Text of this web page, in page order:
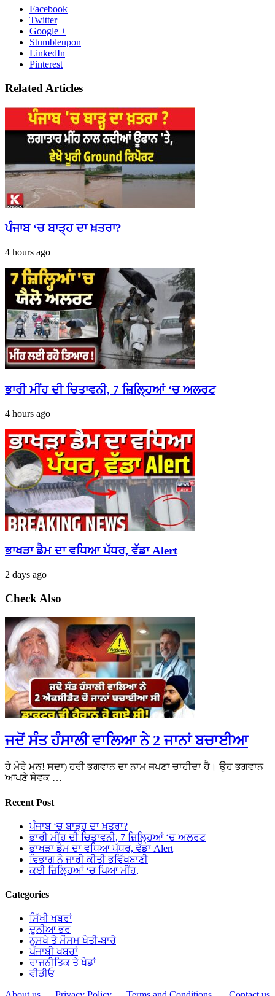
Facebook
Twitter
Google +
Stumbleupon
LinkedIn
Pinterest
Related Articles
ਪੰਜਾਬ ‘ਚ ਬਾੜ੍ਹ ਦਾ ਖ਼ਤਰਾ?
4 hours ago
ਭਾਰੀ ਮੀਂਹ ਦੀ ਚਿਤਾਵਨੀ, 7 ਜ਼ਿਲ੍ਹਿਆਂ ‘ਚ ਅਲਰਟ
4 hours ago
ਭਾਖੜਾ ਡੈਮ ਦਾ ਵਧਿਆ ਪੱਧਰ, ਵੱਡਾ Alert
2 days ago
Check Also
ਜਦੋਂ ਸੰਤ ਹੰਸਾਲੀ ਵਾਲਿਆ ਨੇ 2 ਜਾਨਾਂ ਬਚਾਈਆ
ਹੇ ਮੇਰੇ ਮਨ! ਸਦਾ) ਹਰੀ ਭਗਵਾਨ ਦਾ ਨਾਮ ਜਪਣਾ ਚਾਹੀਦਾ ਹੈ। ਉਹ ਭਗਵਾਨ
ਆਪਣੇ ਸੇਵਕ …
Recent Post
ਪੰਜਾਬ ‘ਚ ਬਾੜ੍ਹ ਦਾ ਖ਼ਤਰਾ?
ਭਾਰੀ ਮੀਂਹ ਦੀ ਚਿਤਾਵਨੀ, 7 ਜ਼ਿਲ੍ਹਿਆਂ ‘ਚ ਅਲਰਟ
ਭਾਖੜਾ ਡੈਮ ਦਾ ਵਧਿਆ ਪੱਧਰ, ਵੱਡਾ Alert
ਵਿਭਾਗ ਨੇ ਜਾਰੀ ਕੀਤੀ ਭਵਿੱਖਬਾਣੀ
ਕਈ ਜ਼ਿਲ੍ਹਿਆਂ ‘ਚ ਪਿਆ ਮੀਂਹ,
Categories
ਸਿੱਖੀ ਖਬਰਾਂ
ਦੁਨੀਆ ਭਰ
ਨੁਸਖੇ ਤੇ ਮੌਸਮ ਖੇਤੀ-ਬਾਰੇ
ਪੰਜਾਬੀ ਖਬਰਾਂ
ਰਾਜਨੀਤਿਕ ਤੇ ਖੇਡਾਂ
ਵੀਡੀਓ